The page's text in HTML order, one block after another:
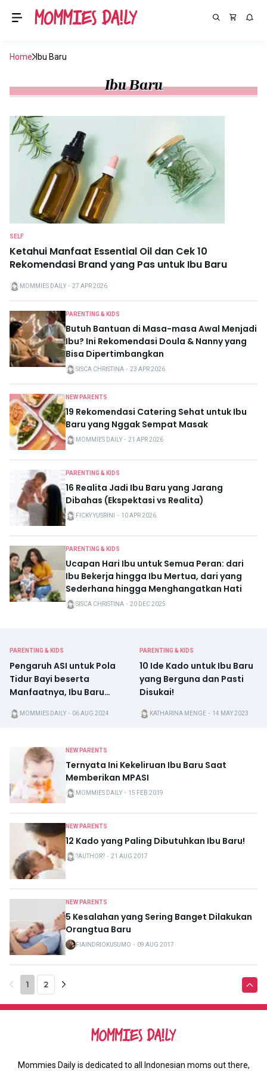
Home Ibu Baru
Ibu Baru
SELF
Ketahui Manfaat Essential Oil dan Cek 10
Rekomendasi Brand yang Pas untuk Ibu Baru
MOMMIES DAILY ・ 27 APR 2026
PARENTING & KIDS
Butuh Bantuan di Masa-masa Awal Menjadi
Ibu? Ini Rekomendasi Doula & Nanny yang
Bisa Dipertimbangkan
SISCA CHRISTINA ・ 23 APR 2026
NEW PARENTS
19 Rekomendasi Catering Sehat untuk Ibu
Baru yang Nggak Sempat Masak
MOMMIES DAILY ・ 21 APR 2026
PARENTING & KIDS
16 Realita Jadi Ibu Baru yang Jarang
Dibahas (Ekspektasi vs Realita)
FICKY YUSRINI ・ 10 APR 2026
PARENTING & KIDS
Ucapan Hari Ibu untuk Semua Peran: dari
Ibu Bekerja hingga Ibu Mertua, dari yang
Sederhana hingga Menghangatkan Hati
SISCA CHRISTINA ・ 20 DEC 2025
PARENTING & KIDS
Pengaruh ASI untuk Pola
Tidur Bayi beserta
Manfaatnya, Ibu Baru
MOMMIES DAILY ・ 06 AUG 2024
PARENTING & KIDS
10 Ide Kado untuk Ibu Baru
yang Berguna dan Pasti
Disukai!
KATHARINA MENGE ・ 14 MAY 2023
NEW PARENTS
Ternyata Ini Kekeliruan Ibu Baru Saat
Memberikan MPASI
MOMMIES DAILY ・ 15 FEB 2019
NEW PARENTS
12 Kado yang Paling Dibutuhkan Ibu Baru!
?AUTHOR? ・ 21 AUG 2017
NEW PARENTS
5 Kesalahan yang Sering Banget Dilakukan
Orangtua Baru
FIAINDRIOKUSUMO ・ 09 AUG 2017
1 2
Mommies Daily is dedicated to all Indonesian moms out there,